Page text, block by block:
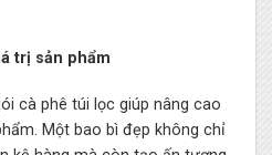
trị sản phẩm
cà phê túi lọc giúp nâng cao
Một bao bì đẹp không chỉ